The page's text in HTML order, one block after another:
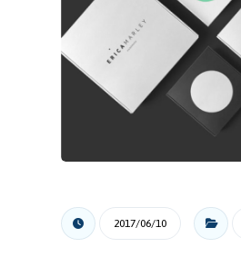
2017/06/10